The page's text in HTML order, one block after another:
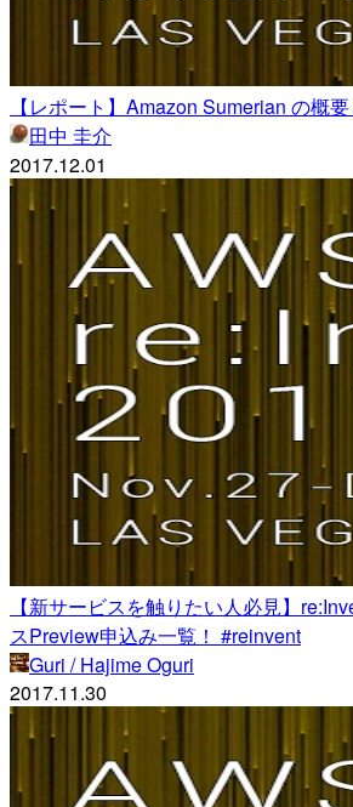
【レポート】Amazon Sumerian の概
田中 圭介
2017.12.01
【新サービスを触りたい人必見】
スPreview申込み一覧！ #reinvent
Guri / Hajime Oguri
2017.11.30